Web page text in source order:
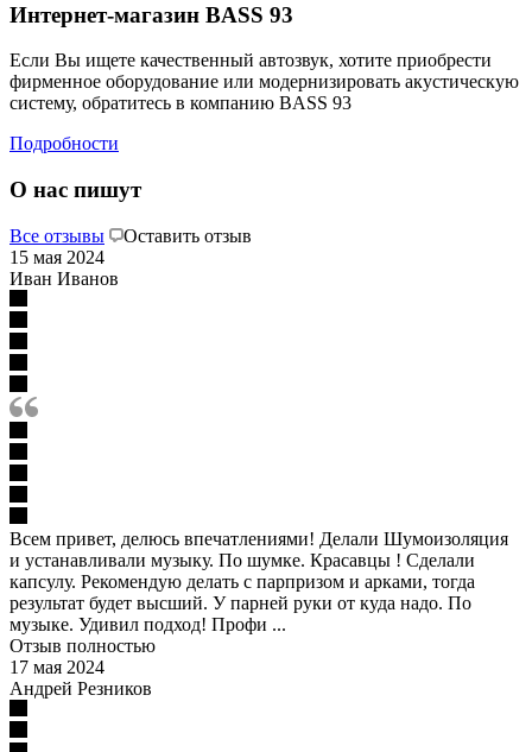
Интернет-магазин BASS 93
Если Вы ищете качественный автозвук, хотите приобрести
фирменное оборудование или модернизировать акустическую
систему, обратитесь в компанию BASS 93
Подробности
О нас пишут
Все отзывы
Оставить отзыв
15 мая 2024
Иван Иванов
Всем привет, делюсь впечатлениями! Делали Шумоизоляция
и устанавливали музыку. По шумке. Красавцы ! Сделали
капсулу. Рекомендую делать с парпризом и арками, тогда
результат будет высший. У парней руки от куда надо. По
музыке. Удивил подход! Профи ...
Отзыв полностью
17 мая 2024
Андрей Резников